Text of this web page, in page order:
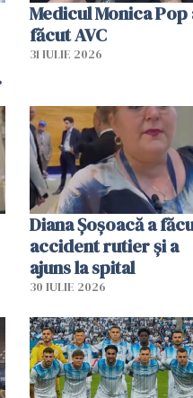
Medicul Monica Pop
făcut AVC
31 IULIE 2026
Diana Șoșoacă a
accident rutier și a
ajuns la spital
30 IULIE 2026